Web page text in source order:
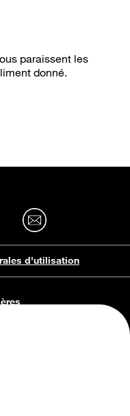
paraissent les
donné.
d'utilisation